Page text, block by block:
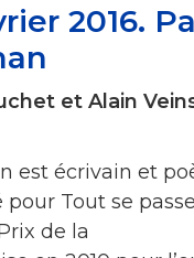
2016.
et Alain
est écrivain et
pour Tout se
de la